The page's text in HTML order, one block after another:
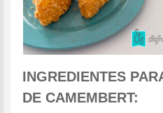
INGREDIENTES
DE CAMEMBERT: